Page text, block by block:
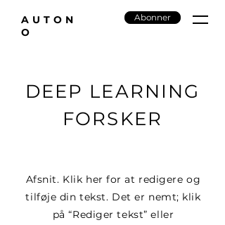
AUTON
O
Abonner
DEEP LEARNING
FORSKER
Afsnit. Klik her for at redigere og
tilføje din tekst. Det er nemt; klik
på “Rediger tekst” eller